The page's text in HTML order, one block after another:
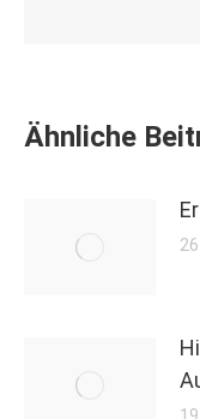
Ähnliche